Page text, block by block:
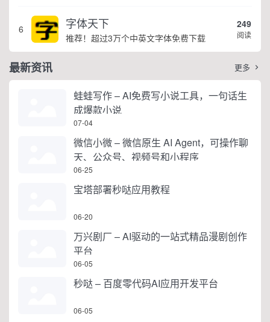
6 字体天下
推荐！超过3万个中英文字体免费下载
249
阅读
最新资讯 更多 
蛙蛙写作 – AI免费写小说工具，一句话生
成爆款小说
07-04
微信小微 – 微信原生 AI Agent，可操作聊
天、公众号、视频号和小程序
06-25
宝塔部署秒哒应用教程
06-20
万兴剧厂 – AI驱动的一站式精品漫剧创作
平台
06-05
秒哒 – 百度零代码AI应用开发平台
06-05